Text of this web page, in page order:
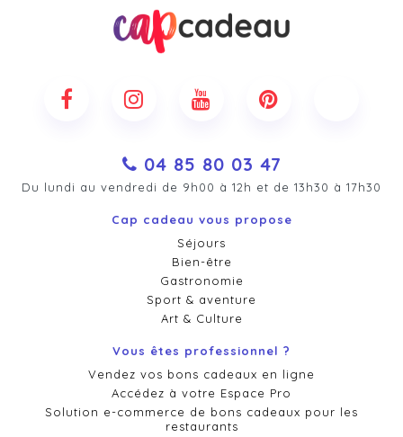
04 85 80 03 47
Du lundi au vendredi de 9h00 à 12h et de 13h30 à 17h30
Cap cadeau vous propose
Séjours
Bien-être
Gastronomie
Sport & aventure
Art & Culture
Vous êtes professionnel ?
Vendez vos bons cadeaux en ligne
Accédez à votre Espace Pro
Solution e-commerce de bons cadeaux pour les
restaurants